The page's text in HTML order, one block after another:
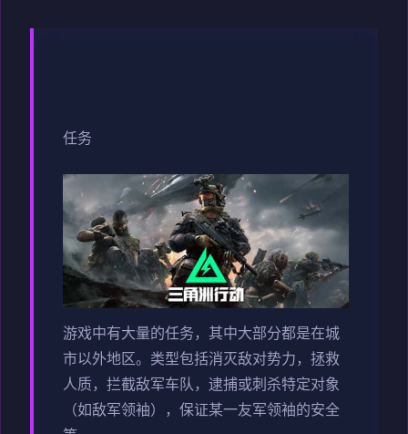
任务
游戏中有大量的任务，其中大部分都是在城
市以外地区。类型包括消灭敌对势力，拯救
人质，拦截敌军车队，逮捕或刺杀特定对象
（如敌军领袖），保证某一友军领袖的安全